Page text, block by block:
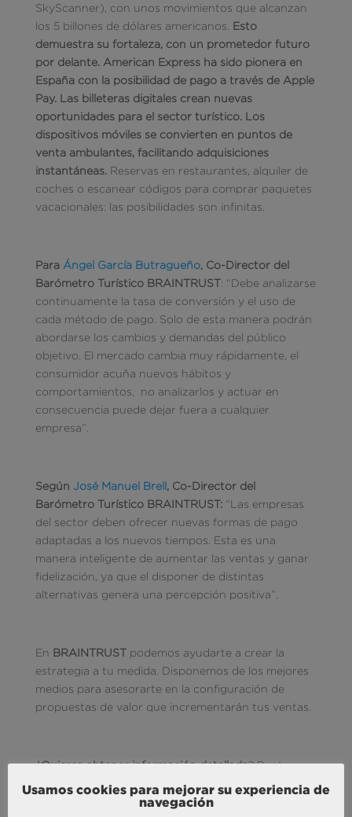
SkyScanner), con unos movimientos que alcanzan
los 5 billones de dólares americanos. Esto
demuestra su fortaleza, con un prometedor futuro
por delante. American Express ha sido pionera en
España con la posibilidad de pago a través de Apple
Pay. Las billeteras digitales crean nuevas
oportunidades para el sector turístico. Los
dispositivos móviles se convierten en puntos de
venta ambulantes, facilitando adquisiciones
instantáneas. Reservas en restaurantes, alquiler de
coches o escanear códigos para comprar paquetes
vacacionales: las posibilidades son infinitas.
Para Ángel García Butragueño, Co-Director del
Barómetro Turístico BRAINTRUST: “Debe analizarse
continuamente la tasa de conversión y el uso de
cada método de pago. Solo de esta manera podrán
abordarse los cambios y demandas del público
objetivo. El mercado cambia muy rápidamente, el
consumidor acuña nuevos hábitos y
comportamientos, no analizarlos y actuar en
consecuencia puede dejar fuera a cualquier
empresa”.
Según José Manuel Brell
, Co-Director del
Barómetro Turístico BRAINTRUST: “Las empresas
del sector deben ofrecer nuevas formas de pago
adaptadas a los nuevos tiempos. Esta es una
manera inteligente de aumentar las ventas y ganar
fidelización, ya que el disponer de distintas
alternativas genera una percepción positiva”.
En BRAINTRUSTpodemos ayudarte a crear la
estrategia a tu medida. Disponemos de los mejores
medios para asesorarte en la configuración de
propuestas de valor que incrementarán tus ventas.
¿Quieres obtener información detallada? Ponte en
contacto con nosotros y solicita nuestro
Barómetro Turístico, el soporte metodológico que
Usamos cookies para mejorar su experiencia de
navegación